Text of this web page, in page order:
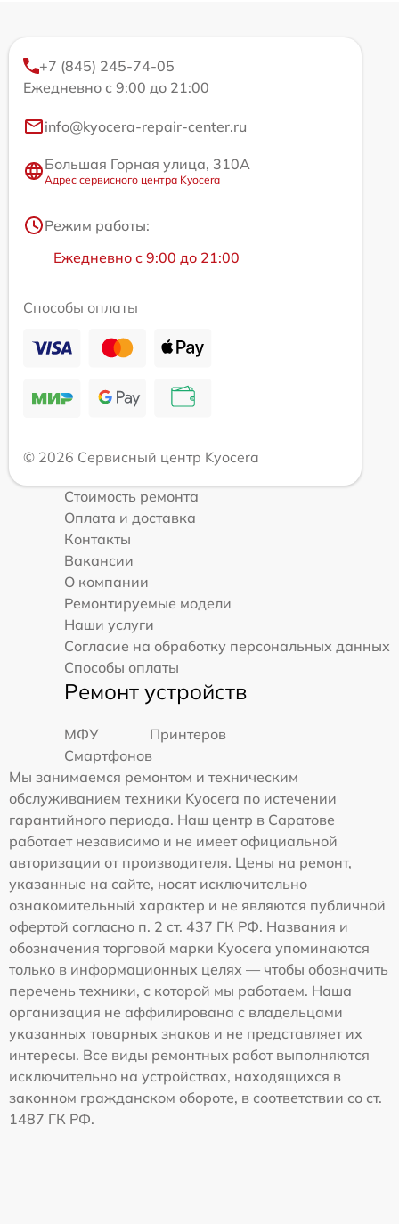
+7 (845) 245-74-05
Ежедневно с 9:00 до 21:00
info@kyocera-repair-center.ru
Большая Горная улица, 310А
Адрес сервисного центра Kyocera
Режим работы:
Ежедневно с 9:00 до 21:00
Способы оплаты
© 2026 Сервисный центр Kyocera
Стоимость ремонта
Оплата и доставка
Контакты
Вакансии
О компании
Ремонтируемые модели
Наши услуги
Согласие на обработку персональных данных
Способы оплаты
Ремонт устройств
МФУ
Принтеров
Смартфонов
Мы занимаемся ремонтом и техническим
обслуживанием техники Kyocera по истечении
гарантийного периода. Наш центр в Саратове
работает независимо и не имеет официальной
авторизации от производителя. Цены на ремонт,
указанные на сайте, носят исключительно
ознакомительный характер и не являются публичной
офертой согласно п. 2 ст. 437 ГК РФ. Названия и
обозначения торговой марки Kyocera упоминаются
только в информационных целях — чтобы обозначить
перечень техники, с которой мы работаем. Наша
организация не аффилирована с владельцами
указанных товарных знаков и не представляет их
интересы. Все виды ремонтных работ выполняются
исключительно на устройствах, находящихся в
законном гражданском обороте, в соответствии со ст.
1487 ГК РФ.